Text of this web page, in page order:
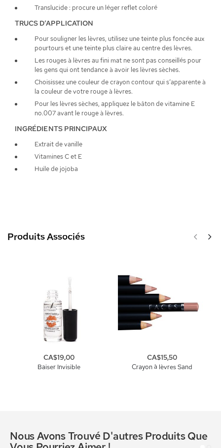
Translucide : procure un léger reflet coloré
TRUCS D’APPLICATION
Pour souligner les lèvres, utilisez une teinte plus foncée aux
pourtours et une teinte plus claire au centre des lèvres.
Les rouges à lèvres au fini mat ne sont pas conseillés pour
les gens qui ont tendance à avoir les lèvres sèches.
Choisissez une couleur de crayon contour qui s’apparente à
la couleur de votre rouge à lèvres.
Pour les lèvres sèches, appliquez le bâton de vitamine E
no.007 avant le rouge à lèvres.
INGRÉDIENTS PRINCIPAUX
Extrait de vanille
Vitamines C et E
Huile de jojoba
Produits Associés
Baiser Invisible
CA$19,00
Crayon à lèvres Sand
CA$15,50
Nous Avons Trouvé D'autres Produits Que